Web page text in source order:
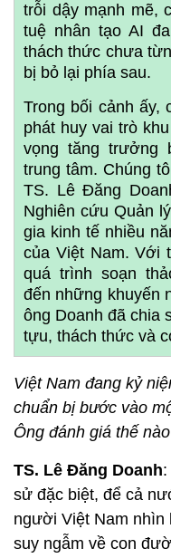
trỗi dậy mạnh mẽ,
tuệ nhân tạo AI
thách thức chưa
bị bỏ lại phía sau.
Trong bối cảnh ấy,
phát huy vai trò
vọng tăng trưởng
trung tâm. Chúng
TS. Lê Đăng
Nghiên cứu Quản
gia kinh tế nhiều
của Việt Nam. Với
quá trình soạn
đến những khuyến
ông Doanh đã chia
tựu, thách thức và
Việt Nam đang kỷ
chuẩn bị bước vào
Ông đánh giá thế
TS. Lê Đăng Doanh
sử đặc biệt, để cả
người Việt Nam nhìn
suy ngẫm về con